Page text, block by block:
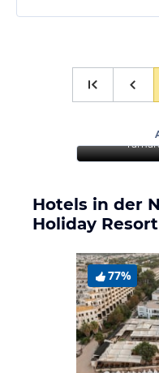
Hotels in der
Holiday Resort
77%